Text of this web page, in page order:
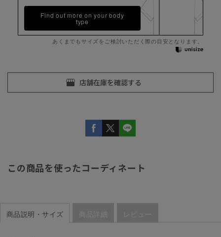
Find out more on your body
type
あくまでもサイズをご検討いただく際の目安となります。
この商品を使ったコーディネート
商品説明・サイズ 商品詳細 レビュー